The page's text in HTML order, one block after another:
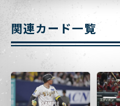
関連カード一覧